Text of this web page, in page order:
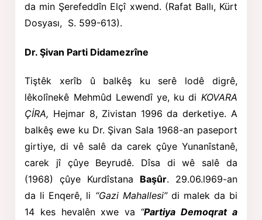
da min Şerefeddîn Elçî xwend. (Rafat Ballı, Kürt
Dosyası, S. 599-613).
Dr. Şivan Parti Didamezrîne
Tiştêk xerîb û balkêş ku serê lodê digrê,
lêkolînekê Mehmûd Lewendî ye, ku di KOVARA
ÇİRA, Hejmar 8, Zivistan 1996 da derketiye. A
balkêş ewe ku Dr. Şivan Sala 1968-an paseport
girtiye, di vê salê da carek çûye Yunanîstanê,
carek jî çûye Beyrudê. Dîsa di wê salê da
(1968) çûye Kurdîstana Başûr. 29.06.l969-an
da li Enqerê, li “Gazi Mahallesi” di malek da bi
14 kes hevalên xwe va “Partiya Demoqrat a